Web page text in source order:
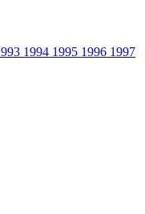
1994 1995 1996 1997